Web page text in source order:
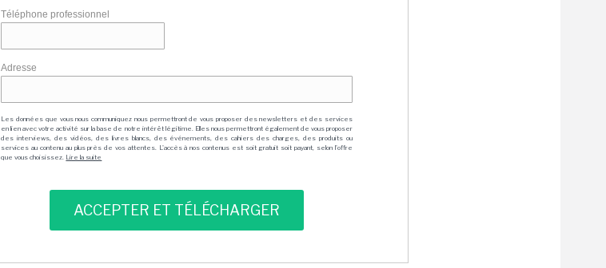
Téléphone professionnel
Adresse
Les données que vous nous communiquez nous permettront de vous proposer des newsletters et des services
en lien avec votre activité sur la base de notre intérêt légitime. Elles nous permettront également de vous proposer
des interviews, des vidéos, des livres blancs, des événements, des cahiers des charges, des produits ou
services au contenu au plus près de vos attentes. L'accès à nos contenus est soit gratuit soit payant, selon l'offre
que vous choisissez. Lire la suite